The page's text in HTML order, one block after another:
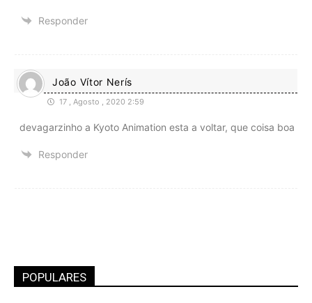
Responder
João Vítor Nerís
17 , Agosto , 2020 2:59
devagarzinho a Kyoto Animation esta a voltar, que coisa boa
Responder
POPULARES